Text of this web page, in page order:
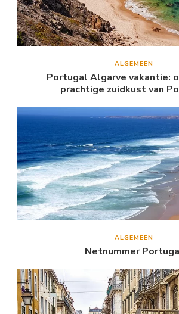
ALGEMEEN
Portugal Algarve vakantie:
prachtige zuidkust van
ALGEMEEN
Netnummer